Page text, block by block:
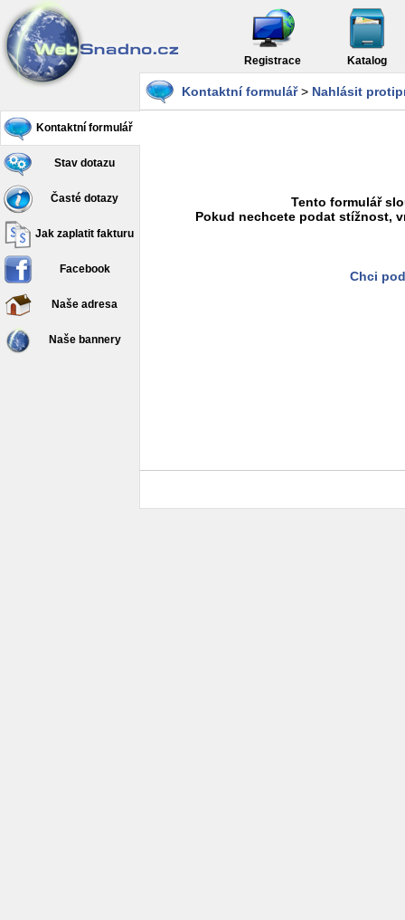
Registrace Katalog
Kontaktní formulář
Stav dotazu
Časté dotazy
Jak zaplatit fakturu
Facebook
Naše adresa
Naše bannery
Kontaktní formulář> Nahlásit
Tento formulář
Pokud nechcete podat stížnost,
Chci